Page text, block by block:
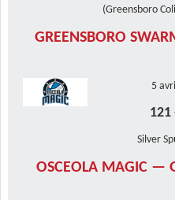
(Greensboro
GREENSBORO
5
121
Silver
OSCEOLA MAGIC —